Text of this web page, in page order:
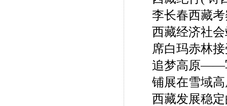
李长春西藏
西藏经济社
席白玛赤林
追梦高原——
铺展在雪域
西藏发展稳